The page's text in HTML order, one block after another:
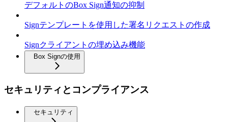
デフォルトのBox Sign通知の抑制
Signテンプレートを使用した署名リクエストの作成
Signクライアントの埋め込み機能
Box Signの使用
セキュリティとコンプライアンス
セキュリティ